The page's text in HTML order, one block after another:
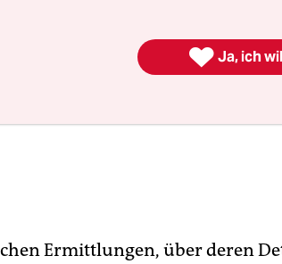
Ermittlungen, über deren
 Ja, ich